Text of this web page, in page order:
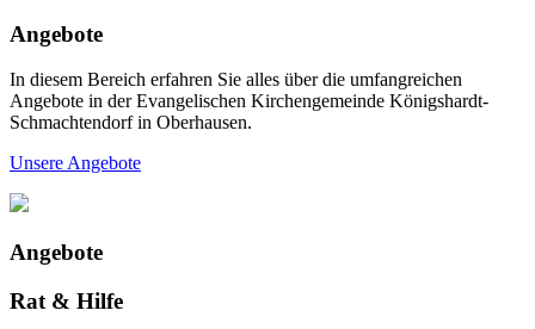
Angebote
In diesem Bereich erfahren Sie alles über die umfangreichen
Angebote in der Evangelischen Kirchengemeinde Königshardt-
Schmachtendorf in Oberhausen.
Unsere Angebote
Angebote
Rat & Hilfe